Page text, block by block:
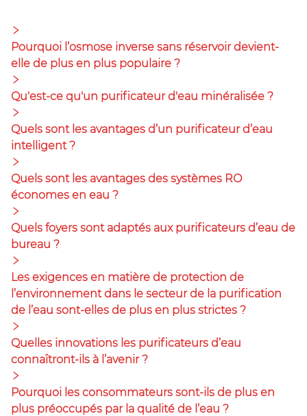
Pourquoi l’osmose inverse sans réservoir devient-
elle de plus en plus populaire ?
Qu'est-ce qu'un purificateur d'eau minéralisée ?
Quels sont les avantages d’un purificateur d’eau
intelligent ?
Quels sont les avantages des systèmes RO
économes en eau ?
Quels foyers sont adaptés aux purificateurs d’eau de
bureau ?
Les exigences en matière de protection de
l’environnement dans le secteur de la purification
de l’eau sont-elles de plus en plus strictes ?
Quelles innovations les purificateurs d’eau
connaîtront-ils à l’avenir ?
Pourquoi les consommateurs sont-ils de plus en
plus préoccupés par la qualité de l’eau ?